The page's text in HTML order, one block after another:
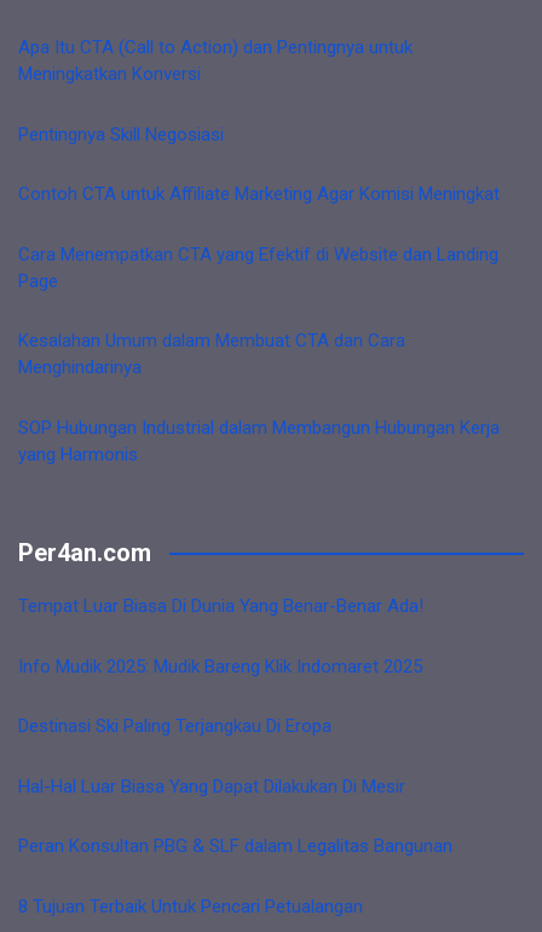
Apa Itu CTA (Call to Action) dan Pentingnya untuk
Meningkatkan Konversi
Pentingnya Skill Negosiasi
Contoh CTA untuk Affiliate Marketing Agar Komisi Meningkat
Cara Menempatkan CTA yang Efektif di Website dan Landing
Page
Kesalahan Umum dalam Membuat CTA dan Cara
Menghindarinya
SOP Hubungan Industrial dalam Membangun Hubungan Kerja
yang Harmonis
Per4an.com
Tempat Luar Biasa Di Dunia Yang Benar-Benar Ada!
Info Mudik 2025: Mudik Bareng Klik Indomaret 2025
Destinasi Ski Paling Terjangkau Di Eropa
Hal-Hal Luar Biasa Yang Dapat Dilakukan Di Mesir
Peran Konsultan PBG & SLF dalam Legalitas Bangunan
8 Tujuan Terbaik Untuk Pencari Petualangan